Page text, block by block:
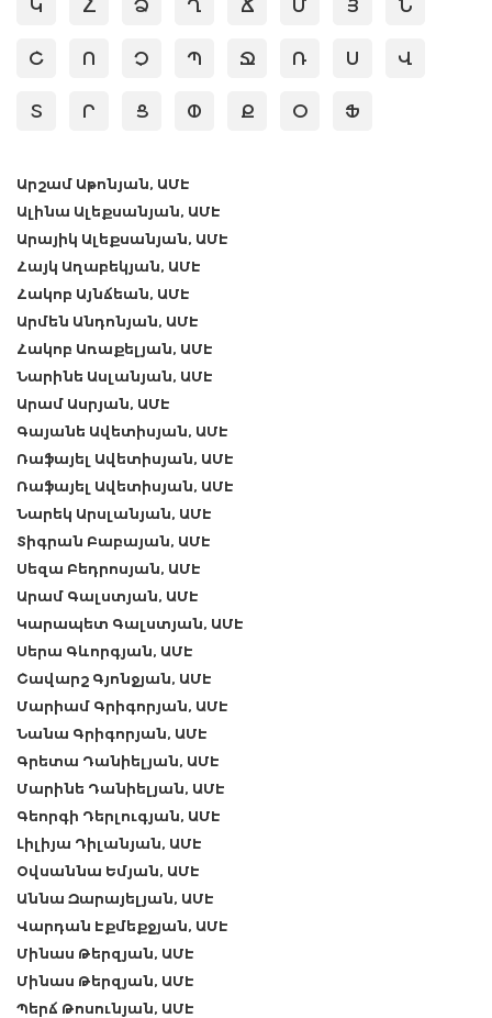
Կ Հ Ձ Ղ Ճ Մ Յ Ն
Շ Ո Չ Պ Ջ Ռ Ս Վ
Տ Ր Ց Փ Ք Օ Ֆ
Արշամ Աթոնյան, ԱՄԷ
Ալինա Ալեքսանյան, ԱՄԷ
Արայիկ Ալեքսանյան, ԱՄԷ
Հայկ Աղաբեկյան, ԱՄԷ
Հակոբ Այնճեան, ԱՄԷ
Արմեն Անդոնյան, ԱՄԷ
Հակոբ Առաքելյան, ԱՄԷ
Նարինե Ասլանյան, ԱՄԷ
Արամ Ասրյան, ԱՄԷ
Գայանե Ավետիսյան, ԱՄԷ
Ռաֆայել Ավետիսյան, ԱՄԷ
Ռաֆայել Ավետիսյան, ԱՄԷ
Նարեկ Արսլանյան, ԱՄԷ
Տիգրան Բաբայան, ԱՄԷ
Սեզա Բեդրոսյան, ԱՄԷ
Արամ Գալստյան, ԱՄԷ
Կարապետ Գալստյան, ԱՄԷ
Սերա Գևորգյան, ԱՄԷ
Շավարշ Գյոնջյան, ԱՄԷ
Մարիամ Գրիգորյան, ԱՄԷ
Նանա Գրիգորյան, ԱՄԷ
Գրետա Դանիելյան, ԱՄԷ
Մարինե Դանիելյան, ԱՄԷ
Գեորգի Դերլուգյան, ԱՄԷ
Լիլիյա Դիլանյան, ԱՄԷ
Օվսաննա Եմյան, ԱՄԷ
Աննա Զարայելյան, ԱՄԷ
Վարդան Էքմեքջյան, ԱՄԷ
Մինաս Թերզյան, ԱՄԷ
Մինաս Թերզյան, ԱՄԷ
Պերճ Թոսունյան, ԱՄԷ